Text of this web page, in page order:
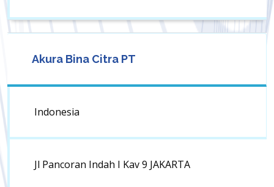
Akura Bina Citra PT
Indonesia
Jl Pancoran Indah I Kav 9 JAKARTA